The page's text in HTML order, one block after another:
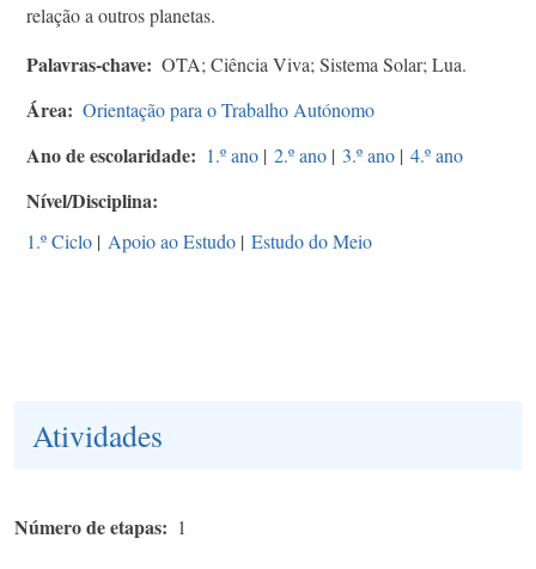
relação a outros planetas.
Palavras-chave OTA; Ciência Viva; Sistema Solar; Lua.
Área Orientação para o Trabalho Autónomo
Ano de escolaridade 1.º ano | 2.º ano | 3.º ano | 4.º ano
Nível/Disciplina
1.º Ciclo | Apoio ao Estudo | Estudo do Meio
Atividades
Número de etapas 1